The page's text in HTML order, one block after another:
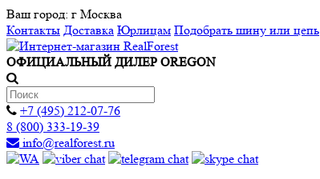
Ваш город: г Москва
Контакты Доставка Юрлицам Подобрать шину или цепь
ОФИЦИАЛЬНЫЙ ДИЛЕР OREGON
+7 (495) 212-07-76
8 (800) 333-19-39
info@realforest.ru